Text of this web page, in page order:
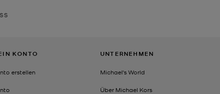
KONTO
erstellen
UNTERNEHMEN
Michael's World
Über Michael Kors